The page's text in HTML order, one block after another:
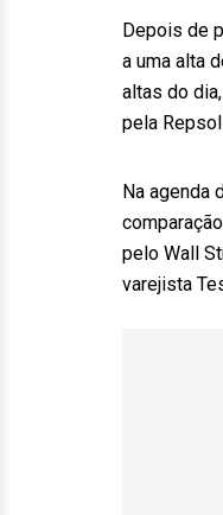
Depois de
a uma alta
altas do
pela
Na agenda
pelo Wall
varejista